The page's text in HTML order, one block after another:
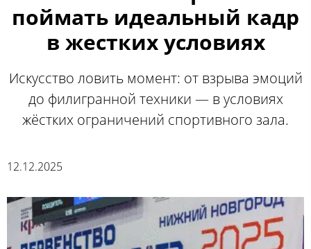
поймать идеальный кадр
в жестких условиях
Искусство ловить момент: от взрыва эмоций
до филигранной техники — в условиях
жёстких ограничений спортивного зала.
12.12.2025